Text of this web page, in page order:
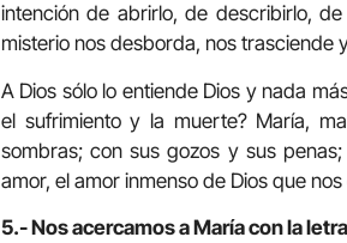
intención de abrirlo, de describirlo,
misterio nos desborda, nos trasciende
A Dios sólo lo entiende Dios y nada
el sufrimiento y la muerte? María,
sombras; con sus gozos y sus
amor, el amor inmenso de Dios que
5.- Nos acercamos a María con la